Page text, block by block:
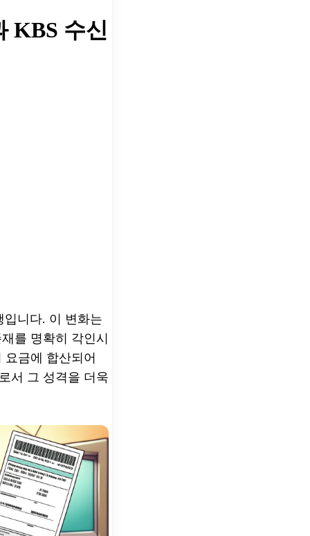
KBS 수신
입니다. 이 변화는
를 명확히 각인시
금에 합산되어
서 그 성격을 더욱